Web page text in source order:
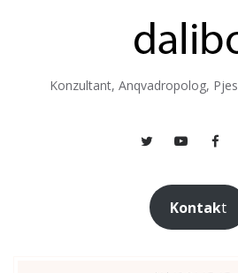
Konzultant, Anqvadropolog,
Kontakt